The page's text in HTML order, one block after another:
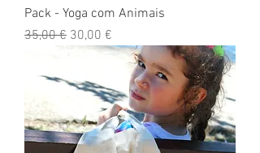
Pack - Yoga com Animais
Preço normal
35,00 € Preço promocional
30,00 €